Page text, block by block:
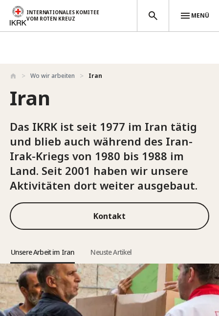
Direkt zum Inhalt
INTERNATIONALES KOMITEE
VOM ROTEN KREUZ
MENÜ
Wo wir arbeiten Iran
Iran
Das IKRK ist seit 1977 im Iran tätig
und blieb auch während des Iran-
Irak-Kriegs von 1980 bis 1988 im
Land. Seit 2001 haben wir unsere
Aktivitäten dort weiter ausgebaut.
Kontakt
Unsere Arbeit im Iran Neuste Artikel